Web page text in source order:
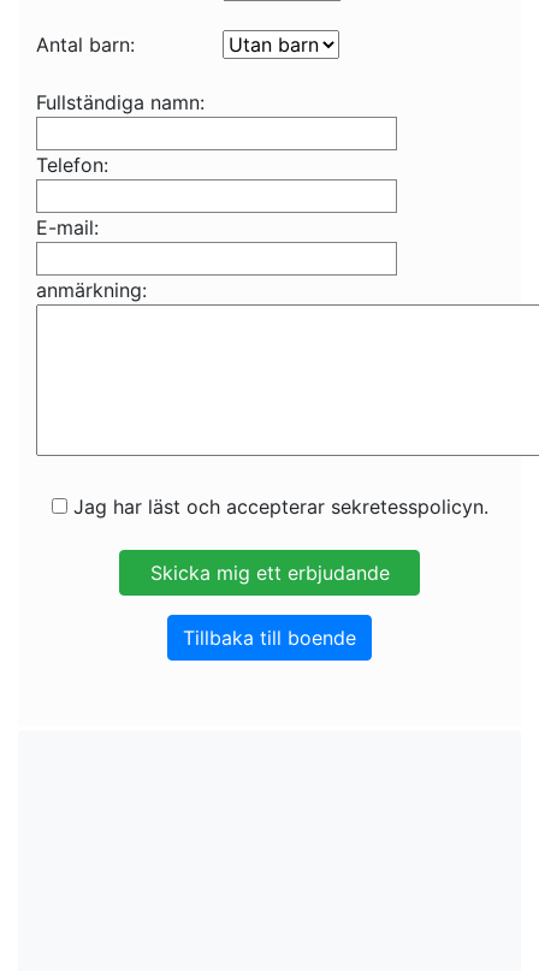
Antal barn:
Fullständiga namn:
Telefon:
E-mail:
anmärkning:
Jag har läst och accepterar sekretesspolicyn.
Tillbaka till boende